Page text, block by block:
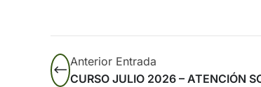
Anterior Entrada
CURSO JULIO 2026 – ATENCIÓN